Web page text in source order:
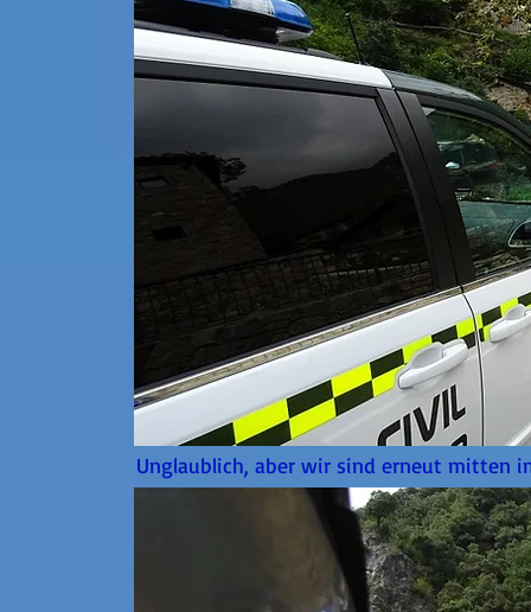
Unglaublich, aber wir sind erneut mitten